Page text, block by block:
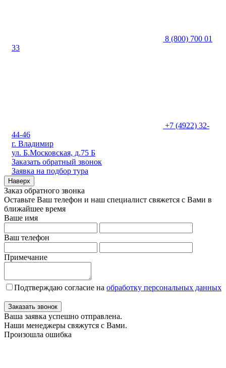
8 (800) 700 01
33
+7 (4922) 32-
44-46
г. Владимир
ул. Б.Московская, д.75 Б
Заказать обратный звонок
Заявка на подбор тура
Наверх
Заказ обратного звонка
Оставьте Ваш телефон и наш специалист свяжется с Вами в
ближайшее время
Ваше имя
Ваш телефон
Примечание
Подтверждаю согласие на обработку персональных данных
Заказать звонок
Ваша заявка успешно отправлена.
Наши менеджеры свяжутся с Вами.
Произошла ошибка